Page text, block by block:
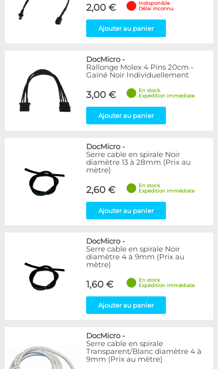
2,00 €
Indisponible
Délai inconnu
Ajouter au panier
DocMicro-
Rallonge Molex 4 Pins 20cm -
Gainé Noir Individuellement
3,00 €
En stock
Expédition immédiate
Ajouter au panier
DocMicro-
Serre cable en spirale Noir
diamètre 13 à 28mm (Prix au
mètre)
2,60 €
En stock
Expédition immédiate
Ajouter au panier
DocMicro-
Serre cable en spirale Noir
diamètre 4 à 9mm (Prix au
mètre)
1,60 €
En stock
Expédition immédiate
Ajouter au panier
DocMicro-
Serre cable en spirale
Transparent/Blanc diamètre 4 à
9mm (Prix au mètre)